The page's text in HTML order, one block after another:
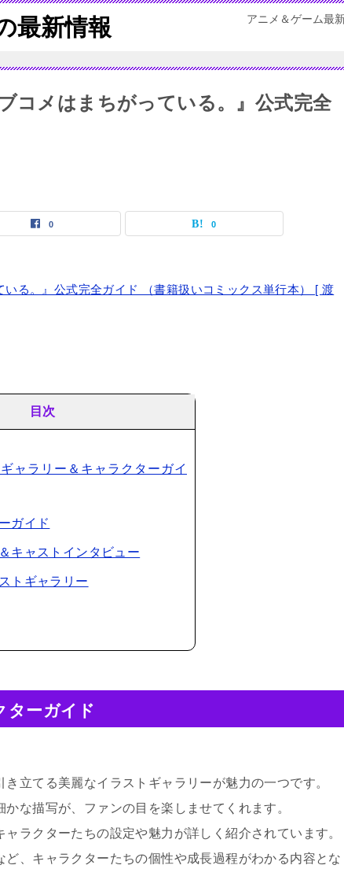
最新情報 アニメ＆ゲーム最
コメはまちがっている。』公式完全
0 0
る。』公式完全ガイド （書籍扱いコミックス単行本） [ 渡
目次
ャラリー＆キャラクターガイ
ガイド
キャストインタビュー
トギャラリー
ターガイド
立てる美麗なイラストギャラリーが魅力の一つです。
な描写が、ファンの目を楽しませてくれます。
ラクターたちの設定や魅力が詳しく紹介されています。
、キャラクターたちの個性や成長過程がわかる内容とな